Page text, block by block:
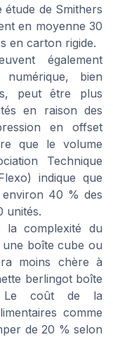
de Smithers
en moyenne 30
en carton rigide.
également
bien
peut être plus
en raison des
en offset
que le volume
Technique
indique que
environ 40 % des
unités.
la complexité du
une boîte cube ou
moins chère à
berlingot boîte
Le coût de la
comme
de 20 % selon